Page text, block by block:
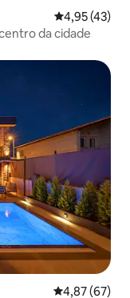
Classificação
4,95 (43)
da cidade
Classificação
4,87 (67)